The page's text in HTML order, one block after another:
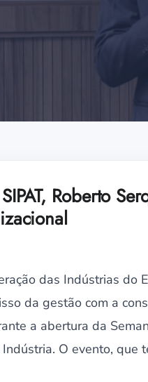
Roberto
das Indústrias do
da gestão com a
a abertura da
O evento, que